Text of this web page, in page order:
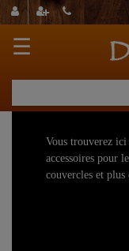
☰
Vous trouverez ici
accessoires pour
couvercles et plus